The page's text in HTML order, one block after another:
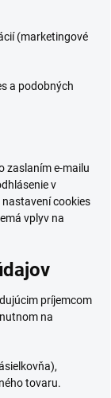
(marketingové
a podobných
zaslaním e-mailu
v
cookies
vplyv na
príjemcom
na
tovaru.